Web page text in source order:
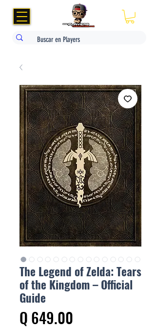
The Legend of Zelda: Tears
of the Kingdom – Official
Guide
Q 649.00